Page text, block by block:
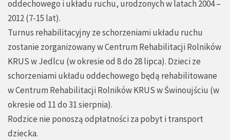
oddechowego i układu ruchu, urodzonych w latach 2004 –
2012 (7-15 lat).
Turnus rehabilitacyjny ze schorzeniami układu ruchu
zostanie zorganizowany w Centrum Rehabilitacji Rolników
KRUS w Jedlcu (w okresie od 8 do 28 lipca). Dzieci ze
schorzeniami układu oddechowego będą rehabilitowane
w Centrum Rehabilitacji Rolników KRUS w Świnoujściu (w
okresie od 11 do 31 sierpnia).
Rodzice nie ponoszą odpłatności za pobyt i transport
dziecka.